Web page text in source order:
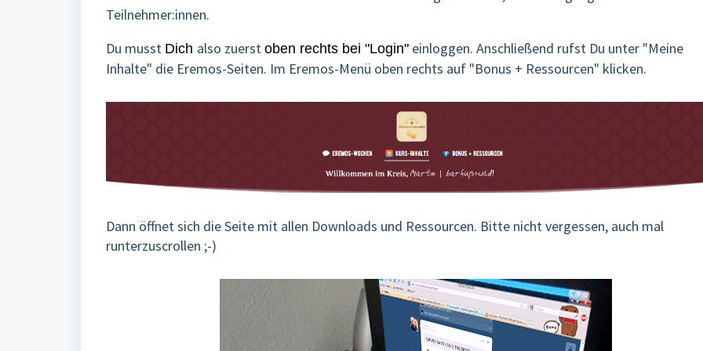
Teilnehmer:innen.
Du musst Dich also zuerst oben rechts bei "Login" einloggen. Anschließend rufst Du unter "Meine
Inhalte" die Eremos-Seiten. Im Eremos-Menü oben rechts auf "Bonus + Ressourcen" klicken.
Dann öffnet sich die Seite mit allen Downloads und Ressourcen. Bitte nicht vergessen, auch mal
runterzuscrollen ;-)